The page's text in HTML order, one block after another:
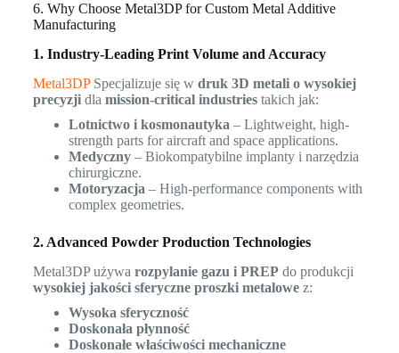
6. Why Choose Metal3DP for Custom Metal Additive
Manufacturing
1. Industry-Leading Print Volume and Accuracy
Metal3DPSpecjalizuje się w druk 3D metali o wysokiej
precyzjidla mission-critical industriestakich jak:
Lotnictwo i kosmonautyka – Lightweight, high-
strength parts for aircraft and space applications.
Medyczny– Biokompatybilne implanty i narzędzia
chirurgiczne.
Motoryzacja – High-performance components with
complex geometries.
2. Advanced Powder Production Technologies
Metal3DP używa rozpylanie gazu i PREPdo produkcji
wysokiej jakości sferyczne proszki metalowez:
Wysoka sferyczność
Doskonała płynność
Doskonałe właściwości mechaniczne